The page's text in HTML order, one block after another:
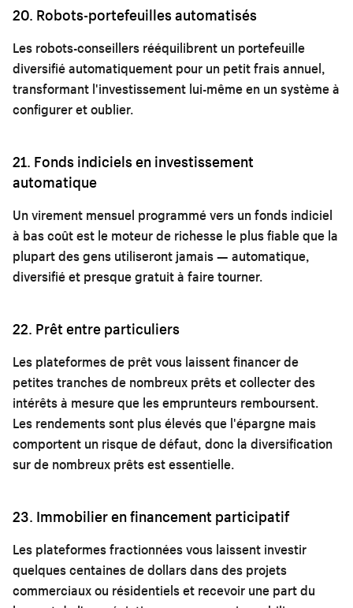
20. Robots-portefeuilles automatisés
Les robots-conseillers rééquilibrent un portefeuille
diversifié automatiquement pour un petit frais annuel,
transformant l'investissement lui-même en un système à
configurer et oublier.
21. Fonds indiciels en investissement
automatique
Un virement mensuel programmé vers un fonds indiciel
à bas coût est le moteur de richesse le plus fiable que la
plupart des gens utiliseront jamais — automatique,
diversifié et presque gratuit à faire tourner.
22. Prêt entre particuliers
Les plateformes de prêt vous laissent financer de
petites tranches de nombreux prêts et collecter des
intérêts à mesure que les emprunteurs remboursent.
Les rendements sont plus élevés que l'épargne mais
comportent un risque de défaut, donc la diversification
sur de nombreux prêts est essentielle.
23. Immobilier en financement participatif
Les plateformes fractionnées vous laissent investir
quelques centaines de dollars dans des projets
commerciaux ou résidentiels et recevoir une part du